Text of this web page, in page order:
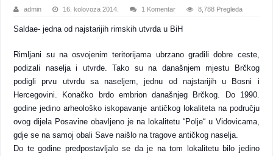
admin 16. kolovoza 2014. 1 Komentar 8,788 Pregleda
Saldae- jedna od najstarijih rimskih utvrda u BiH
Rimljani su na osvojenim teritorijama ubrzano gradili dobre ceste,
podizali naselja i utvrde. Tako su na današnjem mjestu Brčkog
podigli prvu utvrdu sa naseljem, jednu od najstarijih u Bosni i
Hercegovini. Konačko brdo embrion današnjeg Brčkog. Do 1990.
godine jedino arheološko iskopavanje antičkog lokaliteta na području
ovog dijela Posavine obavljeno je na lokalitetu “Polje“ u Vidovicama,
gdje se na samoj obali Save naišlo na tragove antičkog naselja.
Do te godine predpostavljalo se da je na tom lokalitetu bilo jedino